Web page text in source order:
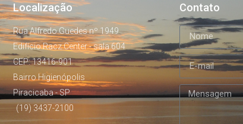
Localização
Rua Alfredo Guedes nº 1949
Edifício Racz Center - sala 604
CEP: 13416-901
Bairro Higienópolis
Piracicaba - SP
(19) 3437-2100
Contato